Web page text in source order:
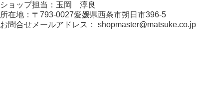
ショップ担当：玉岡 淳良
所在地：〒793-0027愛媛県西条市朔日市396-5
お問合せメールアドレス： shopmaster@matsuke.co.jp